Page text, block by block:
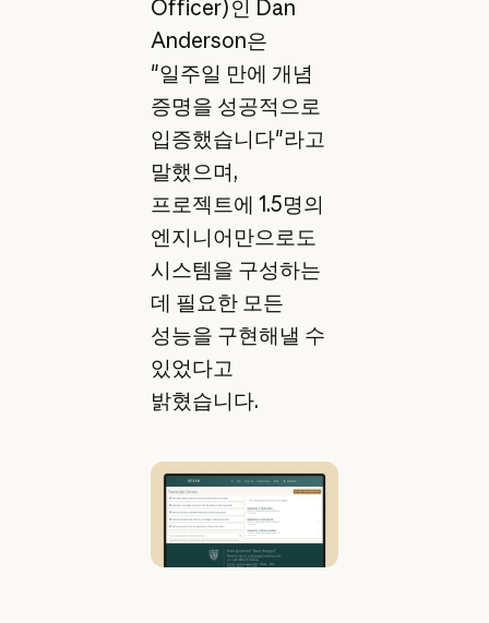
Officer)인 Dan
Anderson은
"일주일 만에 개념
증명을 성공적으로
입증했습니다"라고
말했으며,
프로젝트에 1.5명의
엔지니어만으로도
시스템을 구성하는
데 필요한 모든
성능을 구현해낼 수
있었다고
밝혔습니다.